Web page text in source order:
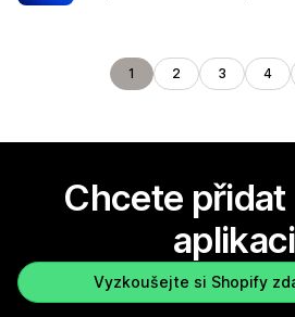
1 2 3 4
Chcete přidat
Vyzkoušejte si Shopify